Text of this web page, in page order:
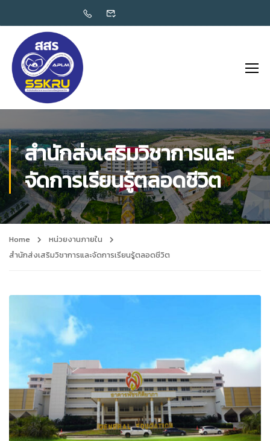
สำนักส่งเสริมวิชาการและ
จัดการเรียนรู้ตลอดชีวิต
Home
หน่วยงานภายใน
สำนักส่งเสริมวิชาการและจัดการเรียนรู้ตลอดชีวิต